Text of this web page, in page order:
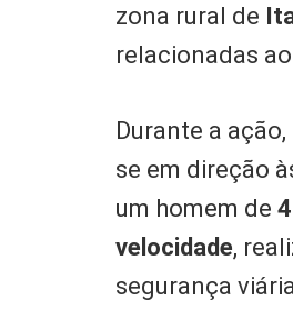
zona rural de
relacionadas ao
Durante a
se em direção
um homem de
velocidade,
segurança